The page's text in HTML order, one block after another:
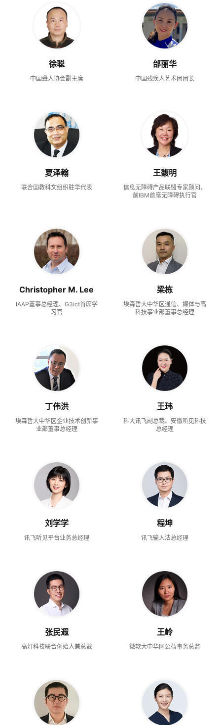
徐聪
中国聋人协会副主席
邰丽华
中国残疾人艺术团团长
夏泽翰
联合国教科文组织驻华代表
王馥明
信息无障碍产品联盟专家顾问、
前IBM首席无障碍执行官
Christopher M. Lee
IAAP董事总经理、G3ict首席学
习官
梁栋
埃森哲大中华区通信、媒体与高
科技事业部董事总经理
丁伟洪
埃森哲大中华区企业技术创新事
业部董事总经理
王玮
科大讯飞副总裁、安徽听见科技
总经理
刘学学
讯飞听见平台业务总经理
程坤
讯飞输入法总经理
张民遐
高灯科技联合创始人兼总裁
王岭
微软大中华区公益事务总监